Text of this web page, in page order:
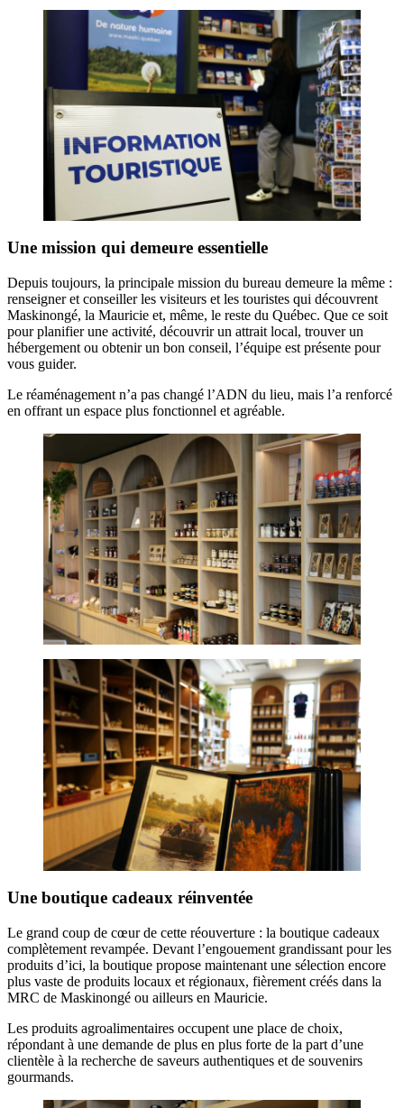
Une mission qui demeure essentielle
Depuis toujours, la principale mission du bureau demeure la même :
renseigner et conseiller les visiteurs et les touristes qui découvrent
Maskinongé, la Mauricie et, même, le reste du Québec. Que ce soit
pour planifier une activité, découvrir un attrait local, trouver un
hébergement ou obtenir un bon conseil, l’équipe est présente pour
vous guider.
Le réaménagement n’a pas changé l’ADN du lieu, mais l’a renforcé
en offrant un espace plus fonctionnel et agréable.
Une boutique cadeaux réinventée
Le grand coup de cœur de cette réouverture : la boutique cadeaux
complètement revampée. Devant l’engouement grandissant pour les
produits d’ici, la boutique propose maintenant une sélection encore
plus vaste de produits locaux et régionaux, fièrement créés dans la
MRC de Maskinongé ou ailleurs en Mauricie.
Les produits agroalimentaires occupent une place de choix,
répondant à une demande de plus en plus forte de la part d’une
clientèle à la recherche de saveurs authentiques et de souvenirs
gourmands.